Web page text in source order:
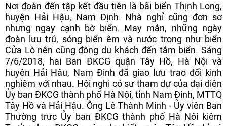
Nơi đoàn đến tập kết đầu tiên là bãi biển Thịnh Long,
huyện Hải Hậu, Nam Định. Nhà nghỉ cũng đơn sơ
nhưng ngay cạnh bờ biển. May mắn, những ngày
đoàn lưu trú, sóng biển êm và nước trong như biển
Cửa Lò nên cũng đông du khách đến tắm biển. Sáng
7/6/2018, hai Ban ĐKCG quận Tây Hồ, Hà Nội và
huyện Hải Hậu, Nam Định đã giao lưu trao đổi kinh
nghiệm với nhau. Hội nghị có sự tham dự của đại diện
Ủy ban ĐKCG thành phố Hà Nội, tỉnh Nam Định, MTTQ
Tây Hồ và Hải Hậu. Ông Lê Thành Minh - Ủy viên Ban
Thường trực Ủy ban ĐKCG thành phố Hà Nội kiêm